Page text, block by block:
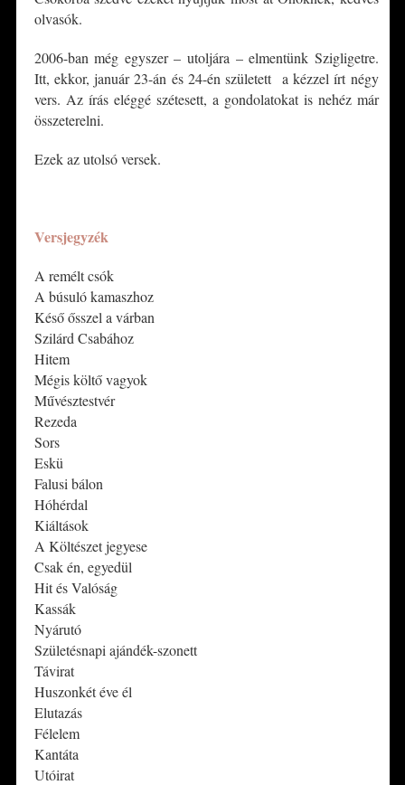
olvasók.
2006-ban még egyszer – utoljára – elmentünk Szigligetre.
Itt, ekkor, január 23-án és 24-én született a kézzel írt négy
vers. Az írás eléggé szétesett, a gondolatokat is nehéz már
összeterelni.
Ezek az utolsó versek.
Versjegyzék
A remélt csók
A búsuló kamaszhoz
Késő ősszel a várban
Szilárd Csabához
Hitem
Mégis költő vagyok
Művésztestvér
Rezeda
Sors
Eskü
Falusi bálon
Hóhérdal
Kiáltások
A Költészet jegyese
Csak én, egyedül
Hit és Valóság
Kassák
Nyárutó
Születésnapi ajándék-szonett
Távirat
Huszonkét éve él
Elutazás
Félelem
Kantáta
Utóirat